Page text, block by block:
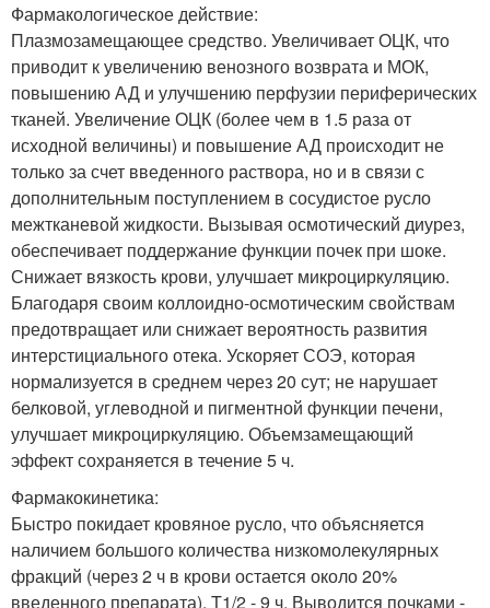
Фармакологическое действие:
Плазмозамещающее средство. Увеличивает ОЦК, что
приводит к увеличению венозного возврата и МОК,
повышению АД и улучшению перфузии периферических
тканей. Увеличение ОЦК (более чем в 1.5 раза от
исходной величины) и повышение АД происходит не
только за счет введенного раствора, но и в связи с
дополнительным поступлением в сосудистое русло
межтканевой жидкости. Вызывая осмотический диурез,
обеспечивает поддержание функции почек при шоке.
Снижает вязкость крови, улучшает микроциркуляцию.
Благодаря своим коллоидно-осмотическим свойствам
предотвращает или снижает вероятность развития
интерстициального отека. Ускоряет СОЭ, которая
нормализуется в среднем через 20 сут; не нарушает
белковой, углеводной и пигментной функции печени,
улучшает микроциркуляцию. Объемзамещающий
эффект сохраняется в течение 5 ч.
Фармакокинетика:
Быстро покидает кровяное русло, что объясняется
наличием большого количества низкомолекулярных
фракций (через 2 ч в крови остается около 20%
введенного препарата). T1/2 - 9 ч. Выводится почками -